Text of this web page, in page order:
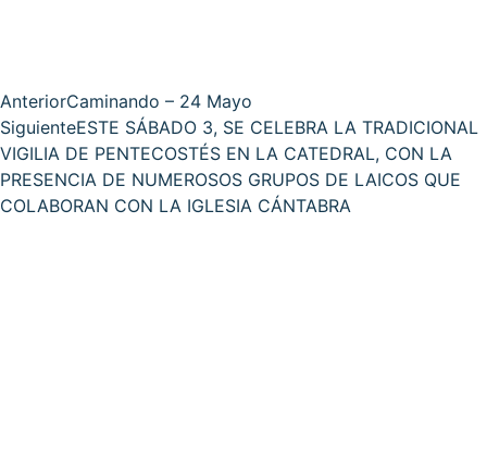
AnteriorCaminando – 24 Mayo
SiguienteESTE SÁBADO 3, SE CELEBRA LA TRADICIONAL
VIGILIA DE PENTECOSTÉS EN LA CATEDRAL, CON LA
PRESENCIA DE NUMEROSOS GRUPOS DE LAICOS QUE
COLABORAN CON LA IGLESIA CÁNTABRA